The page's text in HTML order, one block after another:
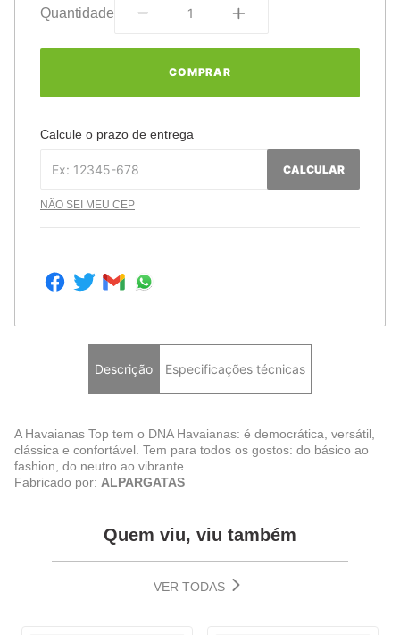
Quantidade
COMPRAR
Calcule o prazo de entrega
CALCULAR
NÃO SEI MEU CEP
Descrição Especificações técnicas
A Havaianas Top tem o DNA Havaianas: é democrática, versátil,
clássica e confortável. Tem para todos os gostos: do básico ao
fashion, do neutro ao vibrante.
Fabricado por: ALPARGATAS
Quem viu, viu também
VER TODAS